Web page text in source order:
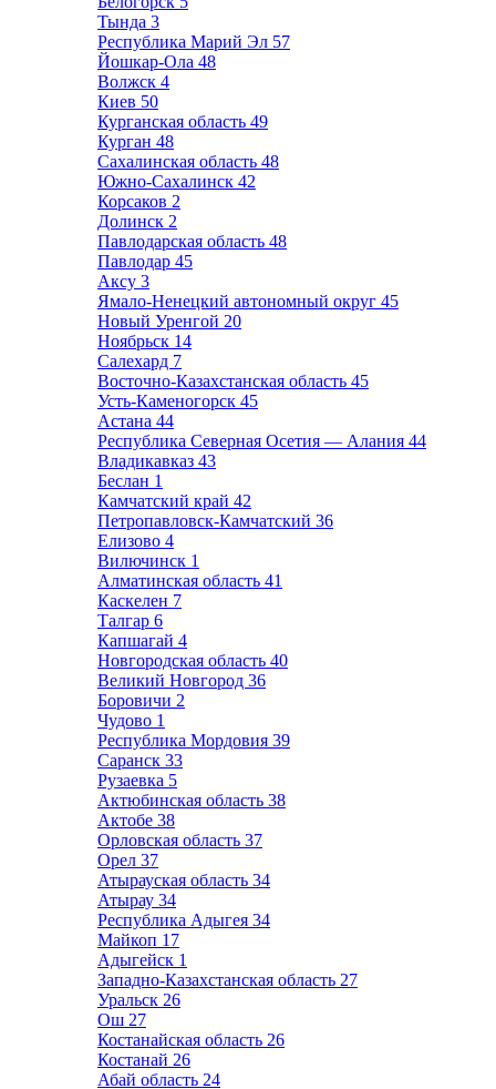
Тында 3
Республика Марий Эл 57
Йошкар-Ола 48
Волжск 4
Киев 50
Курганская область 49
Курган 48
Сахалинская область 48
Южно-Сахалинск 42
Корсаков 2
Долинск 2
Павлодарская область 48
Павлодар 45
Аксу 3
Ямало-Ненецкий автономный округ 45
Новый Уренгой 20
Ноябрьск 14
Салехард 7
Восточно-Казахстанская область 45
Усть-Каменогорск 45
Астана 44
Республика Северная Осетия — Алания 44
Владикавказ 43
Беслан 1
Камчатский край 42
Петропавловск-Камчатский 36
Елизово 4
Вилючинск 1
Алматинская область 41
Каскелен 7
Талгар 6
Капшагай 4
Новгородская область 40
Великий Новгород 36
Боровичи 2
Чудово 1
Республика Мордовия 39
Саранск 33
Рузаевка 5
Актюбинская область 38
Актобе 38
Орловская область 37
Орел 37
Атырауская область 34
Атырау 34
Республика Адыгея 34
Майкоп 17
Адыгейск 1
Западно-Казахстанская область 27
Уральск 26
Ош 27
Костанайская область 26
Костанай 26
Абай область 24